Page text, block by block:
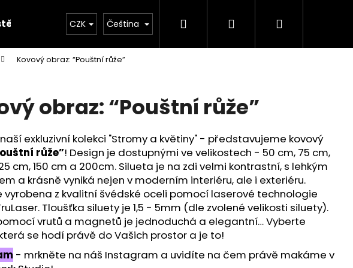
Proces výroby našich výrobků Vlastní design - Váš
CZK Čeština Hledat PřihlášeníNákupní
Kovový obraz: “Pouštní růže”
obraz: “Pouštní růže”
exkluzivní kolekci "Stromy a květiny" - představujeme kovový
růže”! Design je dostupnými ve velikostech - 50 cm, 75 cm,
cm, 150 cm a 200cm. Silueta je na zdi velmi kontrastní, s lehkým
a krásně vyniká nejen v moderním interiéru, ale i exteriéru.
vyrobena z kvalitní švédské oceli pomocí laserové technologie
Tloušťka siluety je 1,5 - 5mm (dle zvolené velikosti siluety).
vrutů a magnetů je jednoduchá a elegantní… Vyberte
se hodí právě do Vašich prostor a je to!
- mrkněte na náš Instagram a uvidíte na čem právě makáme v